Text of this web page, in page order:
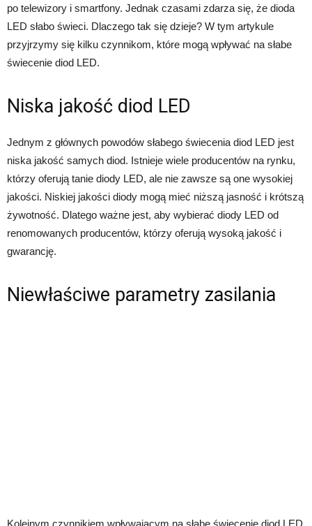
po telewizory i smartfony. Jednak czasami zdarza się, że dioda
LED słabo świeci. Dlaczego tak się dzieje? W tym artykule
przyjrzymy się kilku czynnikom, które mogą wpływać na słabe
świecenie diod LED.
Niska jakość diod LED
Jednym z głównych powodów słabego świecenia diod LED jest
niska jakość samych diod. Istnieje wiele producentów na rynku,
którzy oferują tanie diody LED, ale nie zawsze są one wysokiej
jakości. Niskiej jakości diody mogą mieć niższą jasność i krótszą
żywotność. Dlatego ważne jest, aby wybierać diody LED od
renomowanych producentów, którzy oferują wysoką jakość i
gwarancję.
Niewłaściwe parametry zasilania
Kolejnym czynnikiem wpływającym na słabe świecenie diod LED